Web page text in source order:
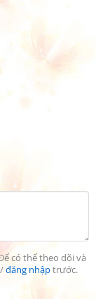
có thể theo dõi và
/đăng nhậptrước.